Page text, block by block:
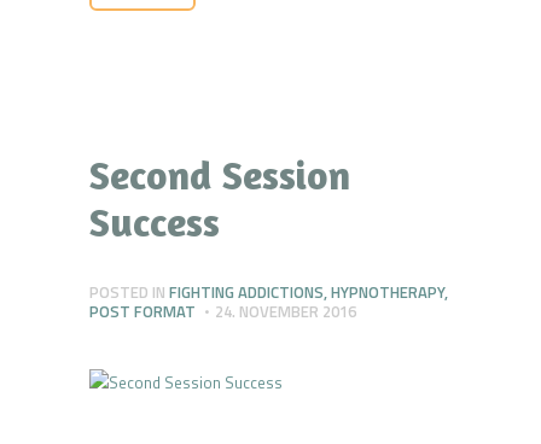
Second Session
Success
POSTED IN FIGHTING ADDICTIONS,HYPNOTHERAPY,
POST FORMAT
24. NOVEMBER 2016